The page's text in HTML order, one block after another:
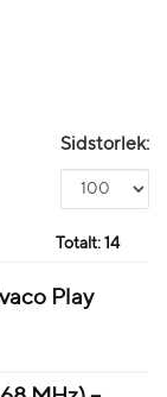
Sidstorlek:
Totalt: 14
Play